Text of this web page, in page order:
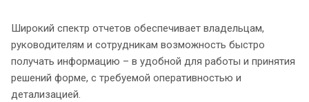
Широкий спектр отчетов обеспечивает владельцам,
руководителям и сотрудникам возможность быстро
получать информацию – в удобной для работы и принятия
решений форме, с требуемой оперативностью и
детализацией.